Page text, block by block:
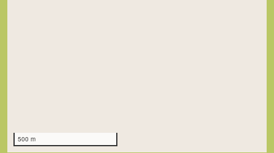
500 m